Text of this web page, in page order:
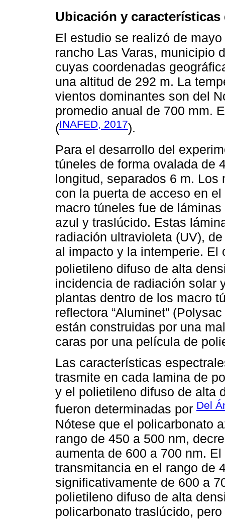
Ubicación y
El estudio se realizó de
rancho Las Varas, municipio
cuyas coordenadas
una altitud de 292 m. La
vientos dominantes son del
promedio anual de 700 mm.
(INAFED, 2017).
Para el desarrollo del
túneles de forma ovalada de
longitud, separados 6 m. Los
con la puerta de acceso en
macro túneles fue de
azul y traslúcido. Estas
radiación ultravioleta (UV),
al impacto y la intemperie. El
polietileno difuso de alta
incidencia de radiación solar
plantas dentro de los macro
reflectora “Aluminet”
están construidas por una
caras por una película de
Las características
trasmite en cada lamina de
y el polietileno difuso de alta
fueron determinadas por Del
Nótese que el policarbonato
rango de 450 a 500 nm,
aumenta de 600 a 700 nm.
transmitancia en el rango de
significativamente de 600 a
polietileno difuso de alta
policarbonato traslúcido,